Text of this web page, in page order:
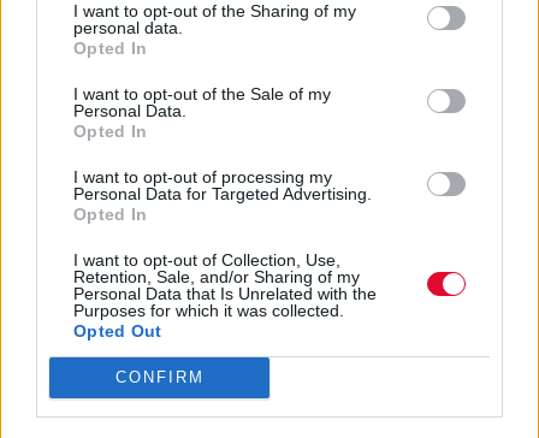
I want to opt-out of the Sharing of my
personal data.
Opted In
I want to opt-out of the Sale of my
Personal Data.
Opted In
I want to opt-out of processing my
Personal Data for Targeted Advertising.
Opted In
I want to opt-out of Collection, Use,
Retention, Sale, and/or Sharing of my
Personal Data that Is Unrelated with the
Purposes for which it was collected.
Opted Out
CONFIRM
απομνημονεύματά του προν καλά καλά
κλείσει τα 50 του χρόνια. Ο Baxter Dury το
έπραξε, με την έκδοση του βιβλίου
Chaise
Longueτου 2021 (βλ. παρακάτω).
Δύο χρόνια αργότερα, τον Ιούνιο του 2023
κυκλοφόρησε το έβδομο άλμπουμ του με τον
επιρροές από Frank Ocean και Tyler the
Creator (σύμφωνα με τον ίδιο τον Dury)
πρόκειται για ένα ακόμη σετ τραγουδιών
γεμάτα με την καρδιά και την ψυχή αυτού
του ξεχωριστού μουσικού. «Αυτές είναι ίσως
οι μόνες μου ιδιότητες. Ειλικρίνεια και μια